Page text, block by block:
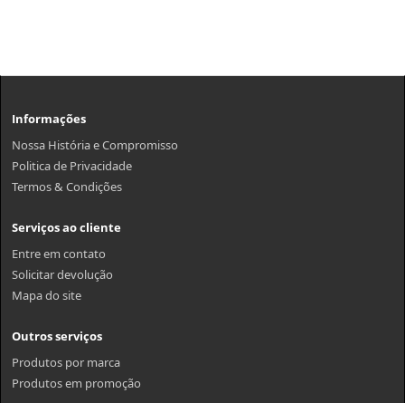
Informações
Nossa História e Compromisso
Politica de Privacidade
Termos & Condições
Serviços ao cliente
Entre em contato
Solicitar devolução
Mapa do site
Outros serviços
Produtos por marca
Produtos em promoção